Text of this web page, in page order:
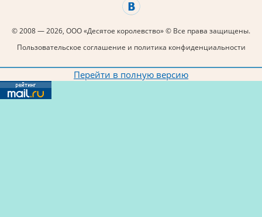
© 2008 — 2026, ООО «Десятое королевство» © Все права защищены.
Пользовательское соглашение и политика конфиденциальности
Перейти в полную версию